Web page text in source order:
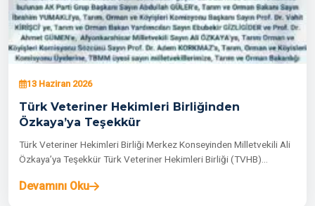
13 Haziran 2026
Türk Veteriner Hekimleri Birliğinden
Özkaya’ya Teşekkür
Türk Veteriner Hekimleri Birliği Merkez Konseyinden Milletvekili Ali
Özkaya’ya Teşekkür Türk Veteriner Hekimleri Birliği (TVHB)…
Devamını Oku